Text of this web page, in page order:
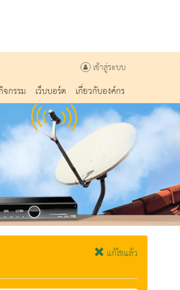
เข้าสู่ระบบ
กรรม เว็บบอร์ด เกี่ยวกับองค์กร
แก้ไขแล้ว